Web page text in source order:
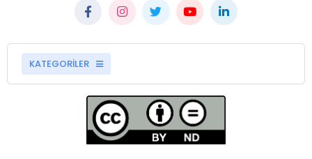
KATEGORİLER